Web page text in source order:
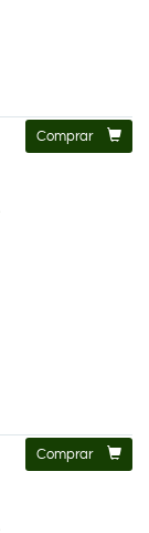
Comprar
Comprar